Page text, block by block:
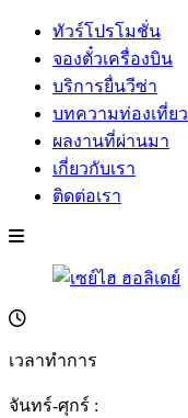
ทัวร์โปรโมชั่น
จองตั๋วเครื่องบิน
บริการยื่นวีซ่า
บทความท่องเที่ยว
ผลงานที่ผ่านมา
เกี่ยวกับเรา
ติดต่อเรา
เวลาทำการ
จันทร์-ศุกร์ :